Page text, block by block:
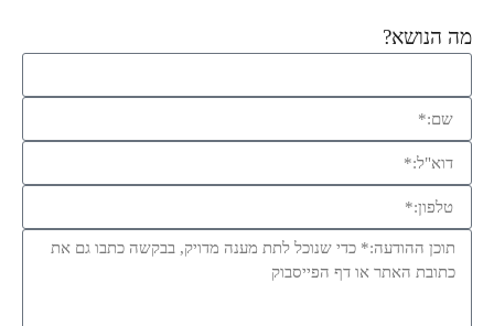
מה הנושא?